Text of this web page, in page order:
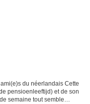
du néerlandais Cette
pensioenleeftijd) et de son
semaine tout semble